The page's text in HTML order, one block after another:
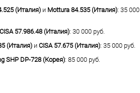
(Италия) и Mottura 84.535 (Италия): 35 000
CISA 57.986.48 (Италия): 30 000 руб.
(Италия) и CISA 57.675 (Италия): 35 000 руб.
SHP DP-728 (Корея): 85 000 руб.